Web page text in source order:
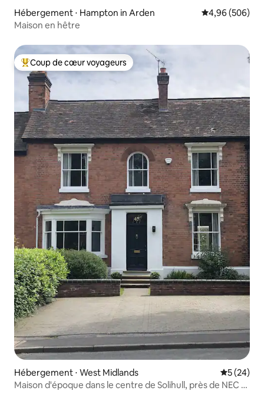
Hébergement ⋅ Hampton in Arden Évaluation
4,96 (506)
Maison en hêtre
Coups de cœur voyageurs les plus appréciés
Coup de cœur voyageurs
Hébergement ⋅ West Midlands
5 (24)
Maison d'époque dans le centre de Solihull, près de NEC -